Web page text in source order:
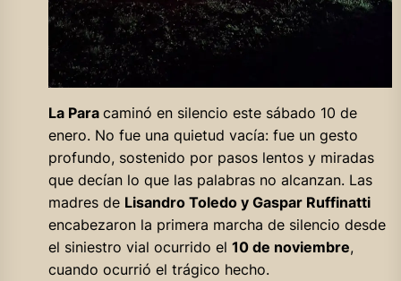
La Para caminó en silencio este sábado 10 de
enero. No fue una quietud vacía: fue un gesto
profundo, sostenido por pasos lentos y miradas
que decían lo que las palabras no alcanzan. Las
madres de Lisandro Toledo y Gaspar Ruffinatti
encabezaron la primera marcha de silencio desde
el siniestro vial ocurrido el 10 de noviembre,
cuando ocurrió el trágico hecho.